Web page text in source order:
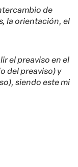
de
la orientación, el
el preaviso en el
del preaviso) y
siendo este mi